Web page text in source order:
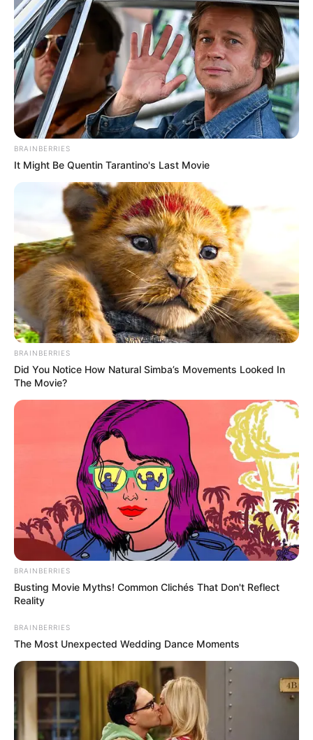
BRAINBERRIES
It Might Be Quentin Tarantino's Last Movie
BRAINBERRIES
Did You Notice How Natural Simba’s Movements Looked In
The Movie?
BRAINBERRIES
Busting Movie Myths! Common Clichés That Don't Reflect
Reality
BRAINBERRIES
The Most Unexpected Wedding Dance Moments